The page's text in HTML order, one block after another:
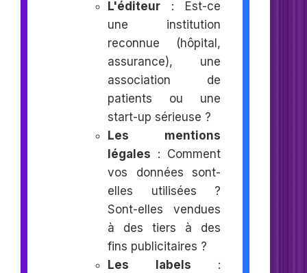
L'éditeur : Est-ce
une institution
reconnue (hôpital,
assurance), une
association de
patients ou une
start-up sérieuse ?
Les mentions
légales : Comment
vos données sont-
elles utilisées ?
Sont-elles vendues
à des tiers à des
fins publicitaires ?
Les labels :